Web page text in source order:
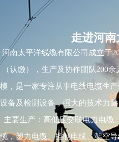
走进河
河南太平洋线缆有限公司成立于
（认缴），生产及协作团队200
模，是一家专注从事电线电缆生
设备及检测设备，强大的技术力
主要生产：高低压交联电力电缆
缆，塑力电缆、控制电缆、架空